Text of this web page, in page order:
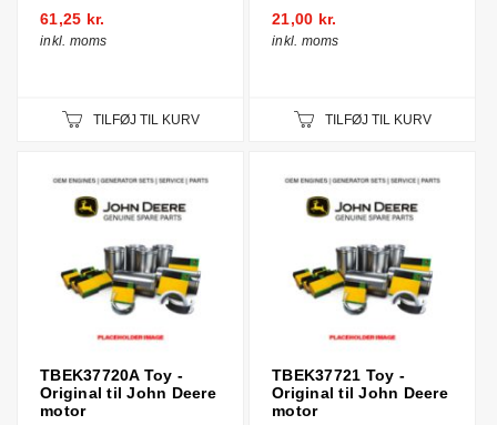
61,25 kr.
inkl. moms
TILFØJ TIL KURV
21,00 kr.
inkl. moms
TILFØJ TIL KURV
TBEK37720A Toy -
Original til John Deere
motor
TBEK37721 Toy -
Original til John Deere
motor